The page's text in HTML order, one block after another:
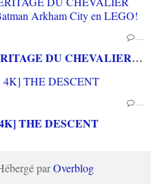
…
[TEST] LEGO BATMAN L'HERITAGE DU CHEVALIER NOIR XBOX SERIES X : C'est Batman Arkham City en LEGO!
…
THE DESCENT
parOverblog